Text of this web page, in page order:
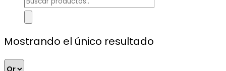
Mostrando el único resultado